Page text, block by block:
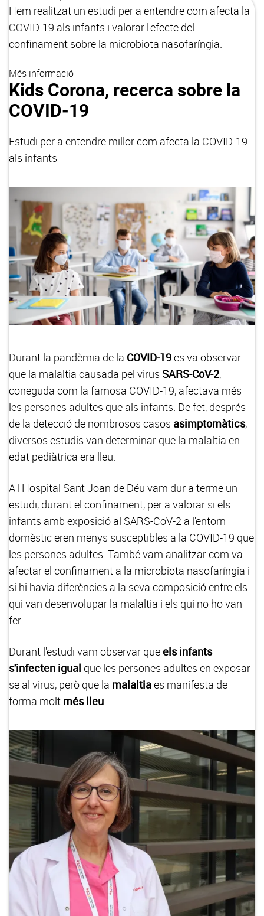
Hem realitzat un estudi per a entendre com afecta la
COVID-19 als infants i valorar l'efecte del
confinament sobre la microbiota nasofaríngia.
Més informació
Kids Corona, recerca sobre la
COVID-19
Estudi per a entendre millor com afecta la COVID-19
als infants
Durant la pandèmia de la COVID-19es va observar
que la malaltia causada pel virus SARS-CoV-2,
coneguda com la famosa COVID-19, afectava més
les persones adultes que als infants. De fet, després
de la detecció de nombrosos casos asimptomàtics,
diversos estudis van determinar que la malaltia en
edat pediàtrica era lleu.
A l'Hospital Sant Joan de Déu vam dur a terme un
estudi, durant el confinament, per a valorar si els
infants amb exposició al SARS-CoV-2 a l'entorn
domèstic eren menys susceptibles a la COVID-19 que
les persones adultes. També vam analitzar com va
afectar el confinament a la microbiota nasofaríngia i
si hi havia diferències a la seva composició entre els
qui van desenvolupar la malaltia i els qui no ho van
fer.
Durant l'estudi vam observar queels infants
s'infecten igual que les persones adultes en exposar-
se al virus, però que la malaltiaes manifesta de
forma molt més lleu.